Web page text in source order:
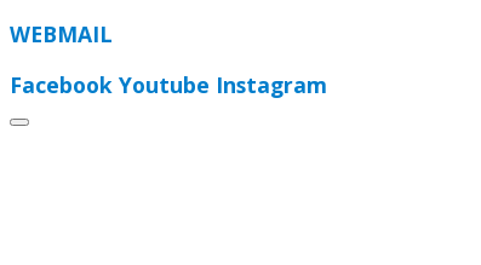
WEBMAIL
Facebook Youtube Instagram